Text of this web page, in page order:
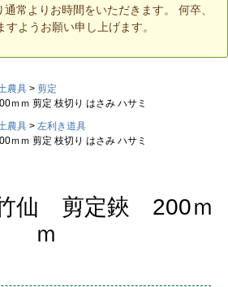
常よりお時間をいただきます。 何卒、
すようお願い申し上げます。
農具
剪定
ｍ 剪定 枝切り はさみ ハサミ
農具
左利き道具
ｍ 剪定 枝切り はさみ ハサミ
仙 剪定鋏 200ｍ
ｍ